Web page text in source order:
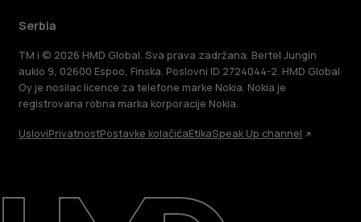
Serbia
TM i © 2026 HMD Global. Sva prava zadržana. Bertel Jungin
aukio 9, 02600 Espoo, Finska. Poslovni ID 2724044-2. HMD Global
Oy je nosilac licence za telefone marke Nokia. Nokia je
registrovana robna marka korporacije Nokia.
UsloviPrivatnostPostavke kolačićaEtikaSpeak Up channel